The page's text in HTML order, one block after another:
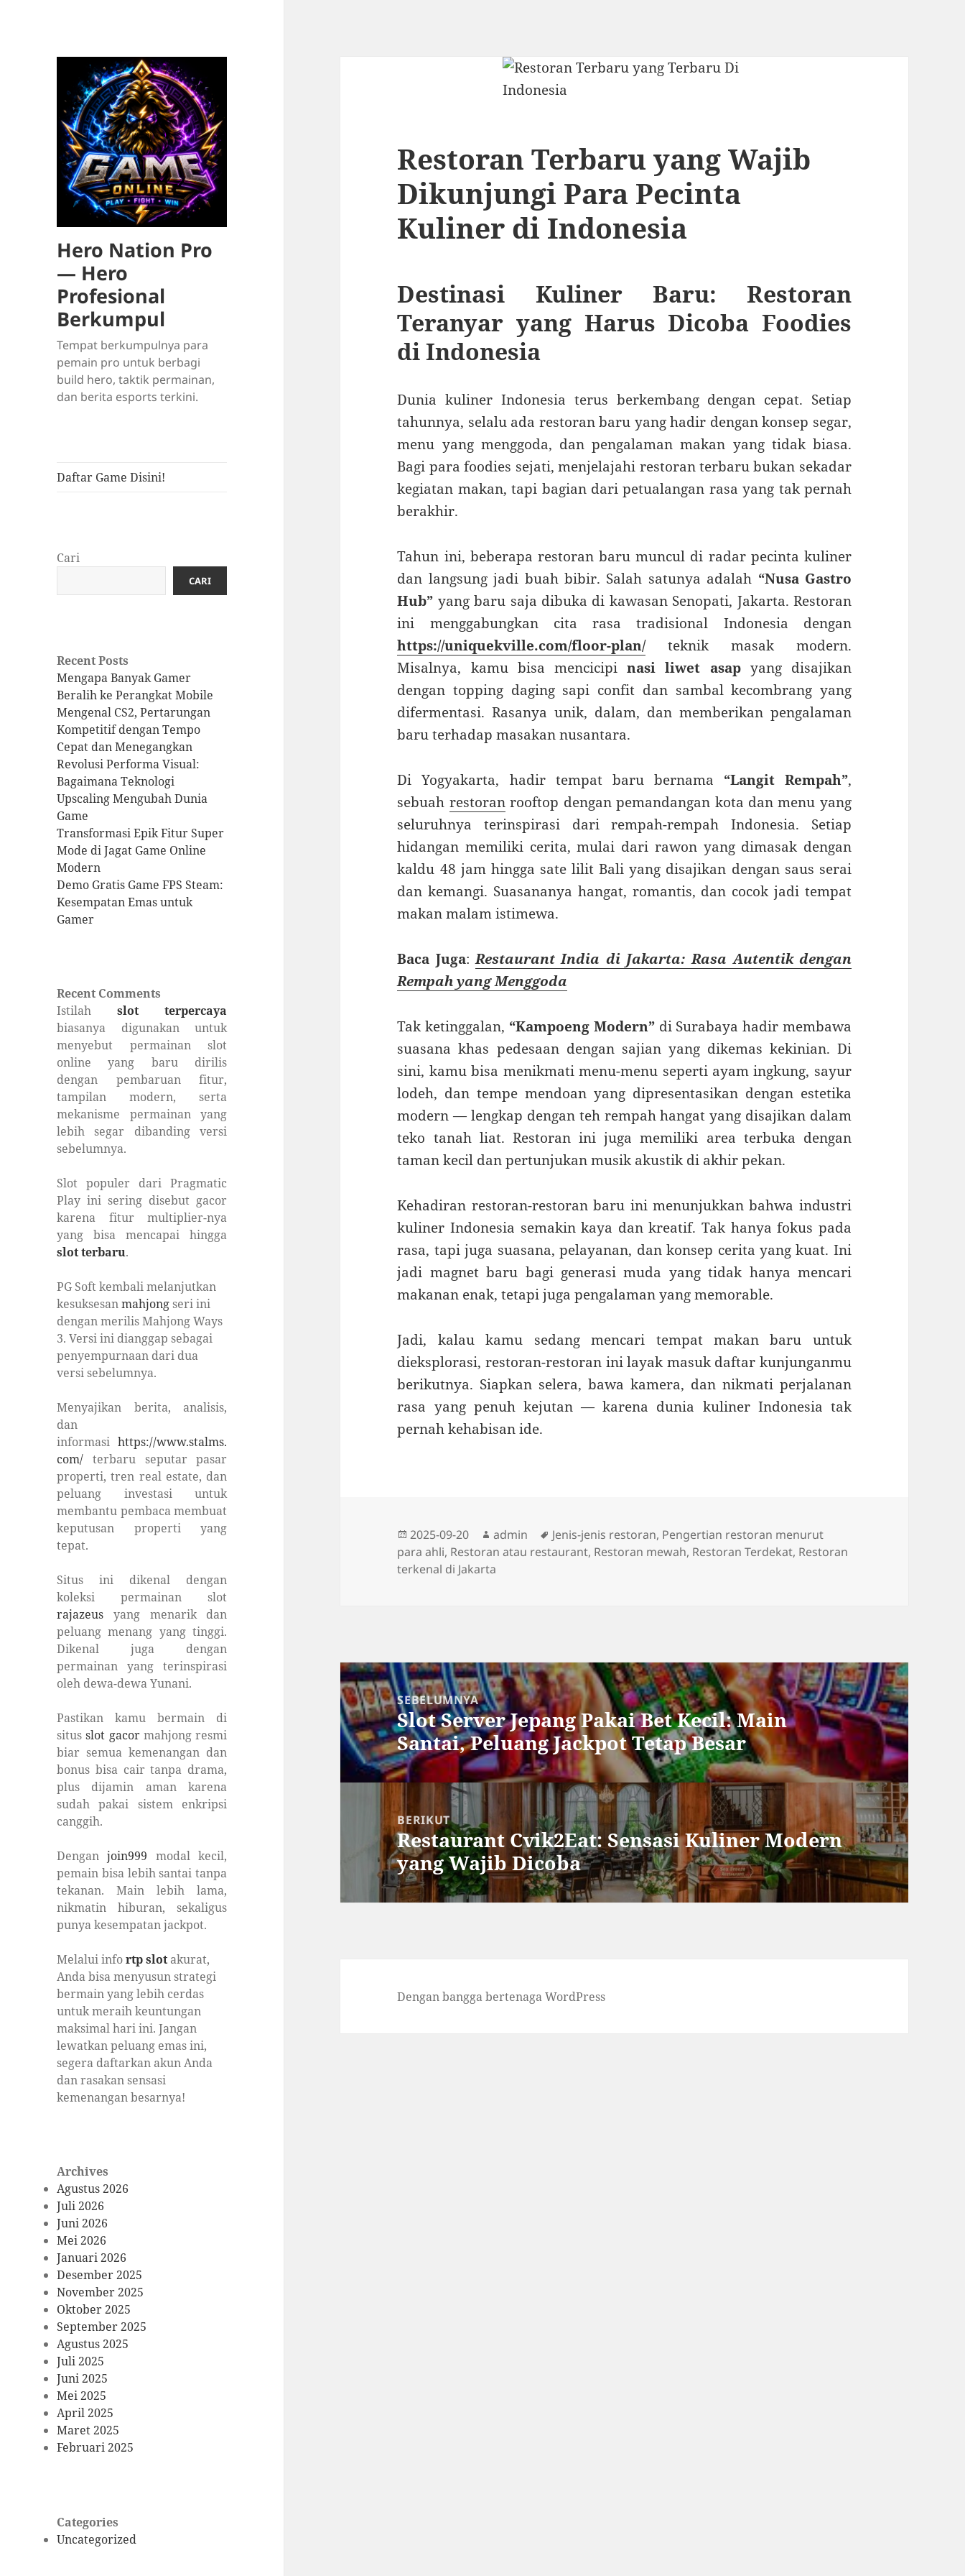
Hero Nation Pro
— Hero
Profesional
Berkumpul
Tempat berkumpulnya para
pemain pro untuk berbagi
build hero, taktik permainan,
dan berita esports terkini.
Daftar Game Disini!
Cari
CARI
Recent Posts
Mengapa Banyak Gamer
Beralih ke Perangkat Mobile
Mengenal CS2, Pertarungan
Kompetitif dengan Tempo
Cepat dan Menegangkan
Revolusi Performa Visual:
Bagaimana Teknologi
Upscaling Mengubah Dunia
Game
Transformasi Epik Fitur Super
Mode di Jagat Game Online
Modern
Demo Gratis Game FPS Steam:
Kesempatan Emas untuk
Gamer
Recent Comments
Istilahslot terpercaya
biasanya digunakan untuk
menyebut permainan slot
online yang baru dirilis
dengan pembaruan fitur,
tampilan modern, serta
mekanisme permainan yang
lebih segar dibanding versi
sebelumnya.
Slot populer dari Pragmatic
Play ini sering disebut gacor
karena fitur multiplier-nya
yang bisa mencapai hingga
slot terbaru.
PG Soft kembali melanjutkan
kesuksesanmahjongseri ini
dengan merilis Mahjong Ways
3. Versi ini dianggap sebagai
penyempurnaan dari dua
versi sebelumnya.
Menyajikan berita, analisis,
dan
informasihttps://www.stalms.
com/ terbaru seputar pasar
properti, tren real estate, dan
peluang investasi untuk
membantu pembaca membuat
keputusan properti yang
tepat.
Situs ini dikenal dengan
koleksi permainan slot
rajazeus yang menarik dan
peluang menang yang tinggi.
Dikenal juga dengan
permainan yang terinspirasi
oleh dewa-dewa Yunani.
Pastikan kamu bermain di
situsslot gacormahjong resmi
biar semua kemenangan dan
bonus bisa cair tanpa drama,
plus dijamin aman karena
sudah pakai sistem enkripsi
canggih.
Denganjoin999 modal kecil,
pemain bisa lebih santai tanpa
tekanan. Main lebih lama,
nikmatin hiburan, sekaligus
punya kesempatan jackpot.
Melalui infortp slot akurat,
Anda bisa menyusun strategi
bermain yang lebih cerdas
untuk meraih keuntungan
maksimal hari ini. Jangan
lewatkan peluang emas ini,
segera daftarkan akun Anda
dan rasakan sensasi
kemenangan besarnya!
Archives
Agustus 2026
Juli 2026
Juni 2026
Mei 2026
Januari 2026
Desember 2025
November 2025
Oktober 2025
September 2025
Agustus 2025
Juli 2025
Juni 2025
Mei 2025
April 2025
Maret 2025
Februari 2025
Categories
Uncategorized
Restoran Terbaru yang Wajib
Dikunjungi Para Pecinta
Kuliner di Indonesia
Destinasi Kuliner Baru: Restoran
Teranyar yang Harus Dicoba Foodies
di Indonesia
Dunia kuliner Indonesia terus berkembang dengan cepat. Setiap
tahunnya, selalu ada restoran baru yang hadir dengan konsep segar,
menu yang menggoda, dan pengalaman makan yang tidak biasa.
Bagi para foodies sejati, menjelajahi restoran terbaru bukan sekadar
kegiatan makan, tapi bagian dari petualangan rasa yang tak pernah
berakhir.
Tahun ini, beberapa restoran baru muncul di radar pecinta kuliner
dan langsung jadi buah bibir. Salah satunya adalah “Nusa Gastro
Hub” yang baru saja dibuka di kawasan Senopati, Jakarta. Restoran
ini menggabungkan cita rasa tradisional Indonesia dengan
https://uniquekville.com/floor-plan/teknik masak modern.
Misalnya, kamu bisa mencicipinasi liwet asapyang disajikan
dengan topping daging sapi confit dan sambal kecombrang yang
difermentasi. Rasanya unik, dalam, dan memberikan pengalaman
baru terhadap masakan nusantara.
Di Yogyakarta, hadir tempat baru bernama “Langit Rempah”,
sebuah restoranrooftop dengan pemandangan kota dan menu yang
seluruhnya terinspirasi dari rempah-rempah Indonesia. Setiap
hidangan memiliki cerita, mulai dari rawon yang dimasak dengan
kaldu 48 jam hingga sate lilit Bali yang disajikan dengan saus serai
dan kemangi. Suasananya hangat, romantis, dan cocok jadi tempat
makan malam istimewa.
Baca Juga:Restaurant India di Jakarta: Rasa Autentik dengan
Rempah yang Menggoda
Tak ketinggalan, “Kampoeng Modern”di Surabaya hadir membawa
suasana khas pedesaan dengan sajian yang dikemas kekinian. Di
sini, kamu bisa menikmati menu-menu seperti ayam ingkung, sayur
lodeh, dan tempe mendoan yang dipresentasikan dengan estetika
modern — lengkap dengan teh rempah hangat yang disajikan dalam
teko tanah liat. Restoran ini juga memiliki area terbuka dengan
taman kecil dan pertunjukan musik akustik di akhir pekan.
Kehadiran restoran-restoran baru ini menunjukkan bahwa industri
kuliner Indonesia semakin kaya dan kreatif. Tak hanya fokus pada
rasa, tapi juga suasana, pelayanan, dan konsep cerita yang kuat. Ini
jadi magnet baru bagi generasi muda yang tidak hanya mencari
makanan enak, tetapi juga pengalaman yang memorable.
Jadi, kalau kamu sedang mencari tempat makan baru untuk
dieksplorasi, restoran-restoran ini layak masuk daftar kunjunganmu
berikutnya. Siapkan selera, bawa kamera, dan nikmati perjalanan
rasa yang penuh kejutan — karena dunia kuliner Indonesia tak
pernah kehabisan ide.
Diposkan
pada
2025-09-20 Penulis
admin Tag
Jenis-jenis restoran, Pengertian restoran menurut
para ahli, Restoran atau restaurant, Restoran mewah, Restoran Terdekat, Restoran
terkenal di Jakarta
Navigasi
pos
SEBELUMNYA
Pos
sebelumnya:
Slot Server Jepang Pakai Bet Kecil: Main
Santai, Peluang Jackpot Tetap Besar
BERIKUT
Pos
berikutnya:
Restaurant Cvik2Eat: Sensasi Kuliner Modern
yang Wajib Dicoba
Dengan bangga bertenaga WordPress